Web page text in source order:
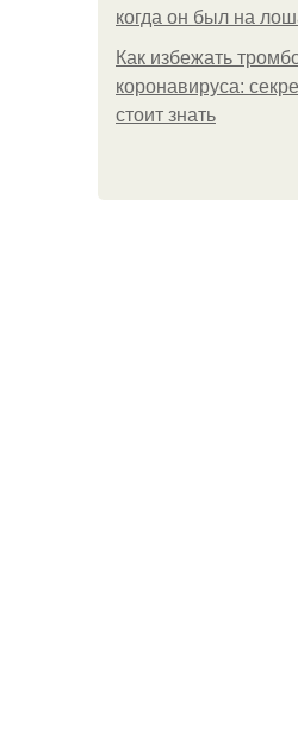
когда он был на
Как избежать
коронавируса:
стоит знать